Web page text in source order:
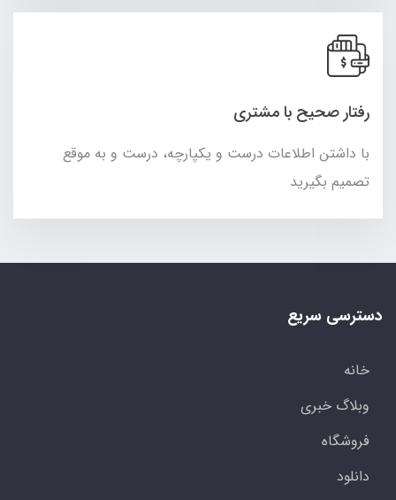
رفتار صحیح با مشتری
با داشتن اطلاعات درست و یکپارچه، درست و به موقع
تصمیم بگیرید
دسترسی سریع
خانه
وبلاگ خبری
فروشگاه
دانلود